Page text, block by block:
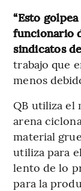
“Esto
funcionario
sindicatos
trabajo que
menos
QB utiliza el
arena
material
utiliza para
lento de lo
para la